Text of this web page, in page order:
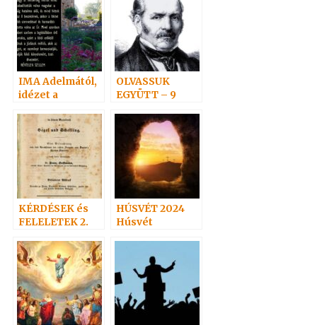
IMA Adelmától,
idézet a
Szellemtől 20.
OLVASSUK
EGYÜTT – 9
KÉRDÉSEK és
FELELETEK 2.
38)Hoffmann
professzor
HÚSVÉT 2024
Húsvét